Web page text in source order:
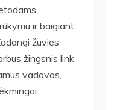
ir baigiant
žuvies
žingsnis link
vadovas,